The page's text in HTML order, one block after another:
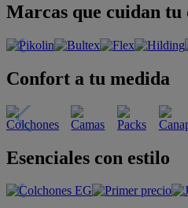
Marcas que cuidan tu
Confort a tu medida
Esenciales con estilo